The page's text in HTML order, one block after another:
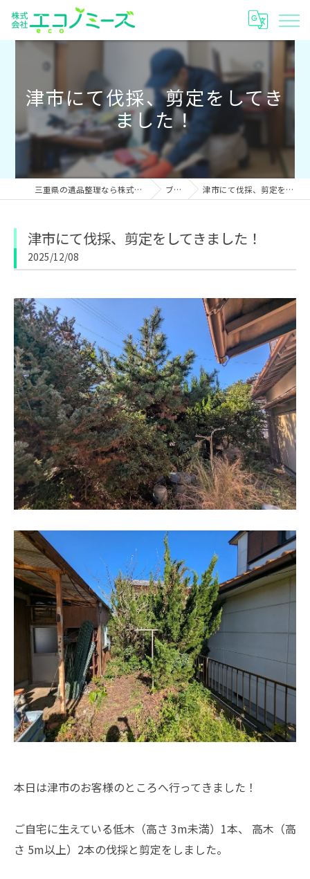
津市にて伐採、剪定をしてき
ました！
三重県の遺品整理なら株式会社エコノミーズ ブログ 津市にて伐採、剪定をしてきました！
津市にて伐採、剪定をしてきました！
2025/12/08
本日は津市のお客様のところへ行ってきました！
ご自宅に生えている低木（高さ 3m未満）1本、 高木（高
さ 5m以上）2本の伐採と剪定をしました。